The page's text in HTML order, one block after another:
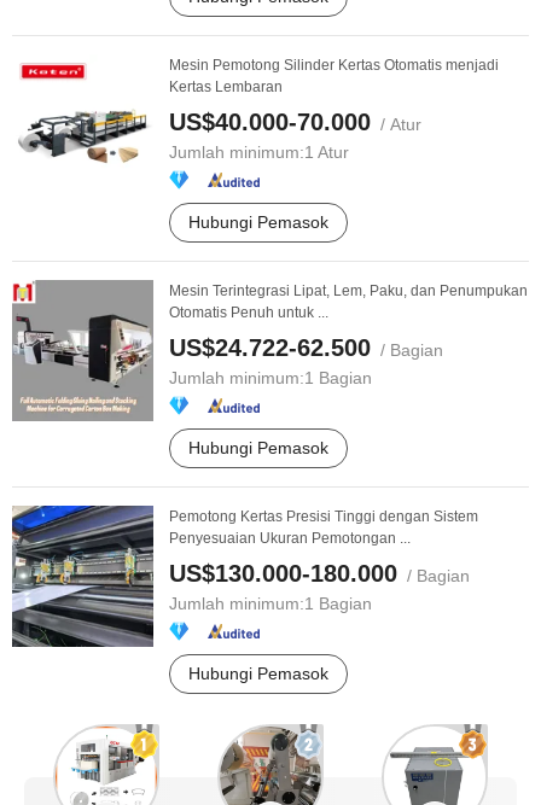
Mesin Pemotong Silinder Kertas Otomatis menjadi
Kertas Lembaran
US$40.000-70.000 / Atur
Jumlah minimum:1 Atur
Hubungi Pemasok
Mesin Terintegrasi Lipat, Lem, Paku, dan Penumpukan
Otomatis Penuh untuk ...
US$24.722-62.500 / Bagian
Jumlah minimum:1 Bagian
Hubungi Pemasok
Pemotong Kertas Presisi Tinggi dengan Sistem
Penyesuaian Ukuran Pemotongan ...
US$130.000-180.000 / Bagian
Jumlah minimum:1 Bagian
Hubungi Pemasok